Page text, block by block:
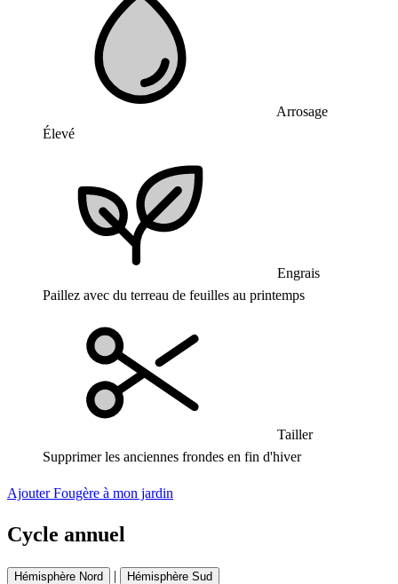
Arrosage
Élevé
Engrais
Paillez avec du terreau de feuilles au printemps
Tailler
Supprimer les anciennes frondes en fin d'hiver
Ajouter Fougère à mon jardin
Cycle annuel
Hémisphère Nord | Hémisphère Sud